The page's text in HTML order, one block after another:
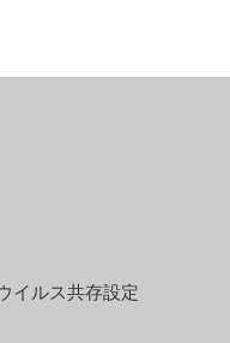
イルス共存設定